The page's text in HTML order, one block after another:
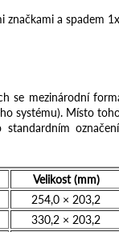
značkami a spadem
se mezinárodní
systému). Místo
Velikost (mm)
254,0 × 203,2
330,2 × 203,2